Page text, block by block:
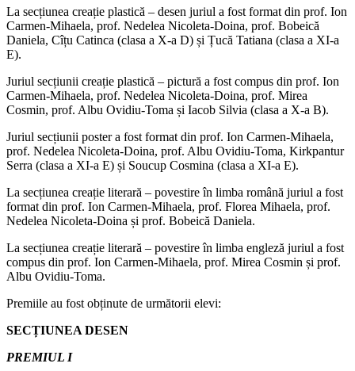
La secțiunea creație plastică – desen juriul a fost format din prof. Ion
Carmen-Mihaela, prof. Nedelea Nicoleta-Doina, prof. Bobeică
Daniela, Cîțu Catinca (clasa a X-a D) și Țucă Tatiana (clasa a XI-a
E).
Juriul secțiunii creație plastică – pictură a fost compus din prof. Ion
Carmen-Mihaela, prof. Nedelea Nicoleta-Doina, prof. Mirea
Cosmin, prof. Albu Ovidiu-Toma și Iacob Silvia (clasa a X-a B).
Juriul secțiunii poster a fost format din prof. Ion Carmen-Mihaela,
prof. Nedelea Nicoleta-Doina, prof. Albu Ovidiu-Toma, Kirkpantur
Serra (clasa a XI-a E) și Soucup Cosmina (clasa a XI-a E).
La secțiunea creație literară – povestire în limba română juriul a fost
format din prof. Ion Carmen-Mihaela, prof. Florea Mihaela, prof.
Nedelea Nicoleta-Doina și prof. Bobeică Daniela.
La secțiunea creație literară – povestire în limba engleză juriul a fost
compus din prof. Ion Carmen-Mihaela, prof. Mirea Cosmin și prof.
Albu Ovidiu-Toma.
Premiile au fost obținute de următorii elevi:
SECȚIUNEA DESEN
PREMIUL I